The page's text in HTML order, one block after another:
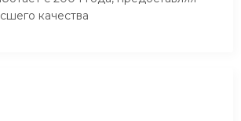
качества